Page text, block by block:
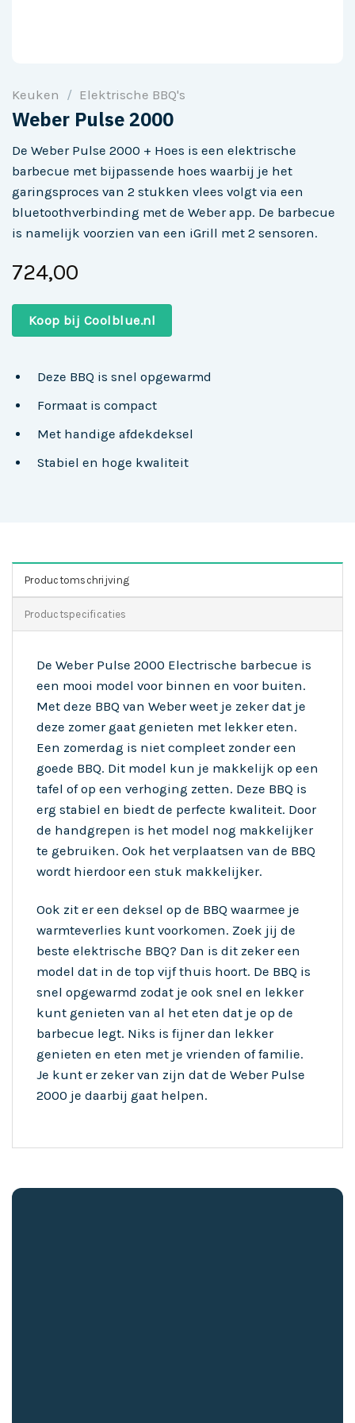
Keuken / Elektrische BBQ's
Weber Pulse 2000
De Weber Pulse 2000 + Hoes is een elektrische
barbecue met bijpassende hoes waarbij je het
garingsproces van 2 stukken vlees volgt via een
bluetoothverbinding met de Weber app. De barbecue
is namelijk voorzien van een iGrill met 2 sensoren.
724,00
Koop bij Coolblue.nl
Deze BBQ is snel opgewarmd
Formaat is compact
Met handige afdekdeksel
Stabiel en hoge kwaliteit
Productomschrijving
Productspecificaties
De Weber Pulse 2000 Electrische barbecue is
een mooi model voor binnen en voor buiten.
Met deze BBQ van Weber weet je zeker dat je
deze zomer gaat genieten met lekker eten.
Een zomerdag is niet compleet zonder een
goede BBQ. Dit model kun je makkelijk op een
tafel of op een verhoging zetten. Deze BBQ is
erg stabiel en biedt de perfecte kwaliteit. Door
de handgrepen is het model nog makkelijker
te gebruiken. Ook het verplaatsen van de BBQ
wordt hierdoor een stuk makkelijker.
Ook zit er een deksel op de BBQ waarmee je
warmteverlies kunt voorkomen. Zoek jij de
beste elektrische BBQ? Dan is dit zeker een
model dat in de top vijf thuis hoort. De BBQ is
snel opgewarmd zodat je ook snel en lekker
kunt genieten van al het eten dat je op de
barbecue legt. Niks is fijner dan lekker
genieten en eten met je vrienden of familie.
Je kunt er zeker van zijn dat de Weber Pulse
2000 je daarbij gaat helpen.